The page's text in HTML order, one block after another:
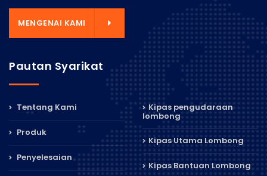
MENGENAI KAMI
Pautan Syarikat
Tentang Kami
Produk
Penyelesaian
Kipas pengudaraan
lombong
Kipas Utama Lombong
Kipas Bantuan Lombong